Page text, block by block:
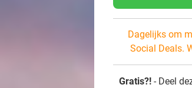
Dagelijks om
Social Deals.
Gratis?! - Deel